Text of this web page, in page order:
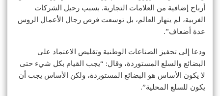
أرباح إضافية من العلامات التجارية. بسبب رحيل الشركات
الغربية، لم ينهار العالم، بل توسعت فرص رجال الأعمال الروس
عدة أضعاف”.
ودعا إلى تحفيز الصناعات الوطنية وتقليص الاعتماد على
البضائع والسلع المستوردة، وقال: “يجب القيام بكل شيء حتى
لا يكون الأساس هو البضائع المستوردة، ولكن الأساس يجب أن
يكون للسلع المحلية”.